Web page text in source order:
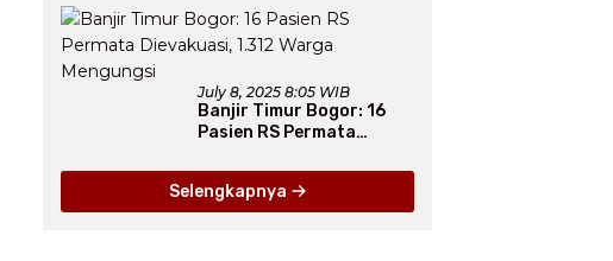
Secara Jangka Panjang
July 8, 2025 8:05 WIB
Banjir Timur Bogor: 16
Pasien RS Permata
Mengungsi
Selengkapnya